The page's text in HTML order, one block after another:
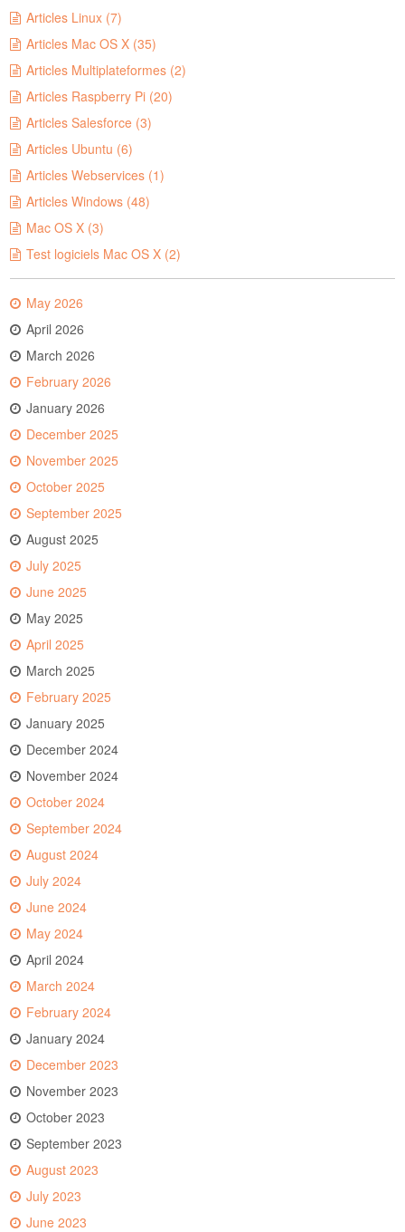
Articles Linux (7)
Articles Mac OS X (35)
Articles Multiplateformes (2)
Articles Raspberry Pi (20)
Articles Salesforce (3)
Articles Ubuntu (6)
Articles Webservices (1)
Articles Windows (48)
Mac OS X (3)
Test logiciels Mac OS X (2)
May 2026
April 2026
March 2026
February 2026
January 2026
December 2025
November 2025
October 2025
September 2025
August 2025
July 2025
June 2025
May 2025
April 2025
March 2025
February 2025
January 2025
December 2024
November 2024
October 2024
September 2024
August 2024
July 2024
June 2024
May 2024
April 2024
March 2024
February 2024
January 2024
December 2023
November 2023
October 2023
September 2023
August 2023
July 2023
June 2023